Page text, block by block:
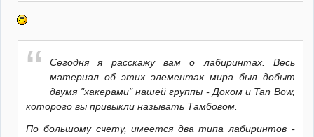
Сегодня я расскажу вам о лабиринтах. Весь
материал об этих элементах мира был добыт
двумя "хакерами" нашей группы - Доком и Tan Bow,
которого вы привыкли называть Тамбовом.
По большому счету, имеется два типа лабиринтов -